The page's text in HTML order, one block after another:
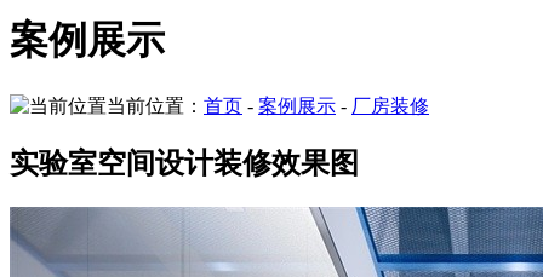
案例展示
当前位置： 首页 - 案例展示 - 厂房装修
实验室空间设计装修效果图